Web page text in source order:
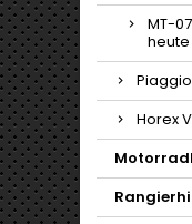
MT-
heute
Piaggio
Horex